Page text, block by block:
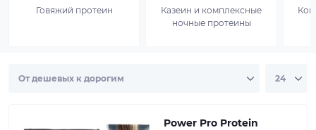
Говяжий протеин
Казеин и комплексные
ночные протеины
Power Pro Protein